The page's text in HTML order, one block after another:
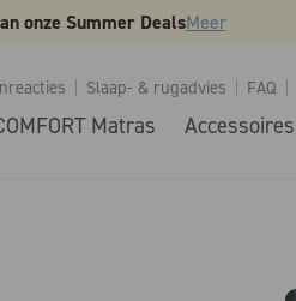
onze Summer DealsMeer
Slaap- & rugadvies FAQ
Matras Accessoires